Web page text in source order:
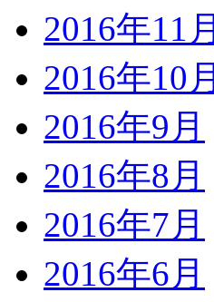
2016年11月
2016年10月
2016年9月
2016年8月
2016年7月
2016年6月